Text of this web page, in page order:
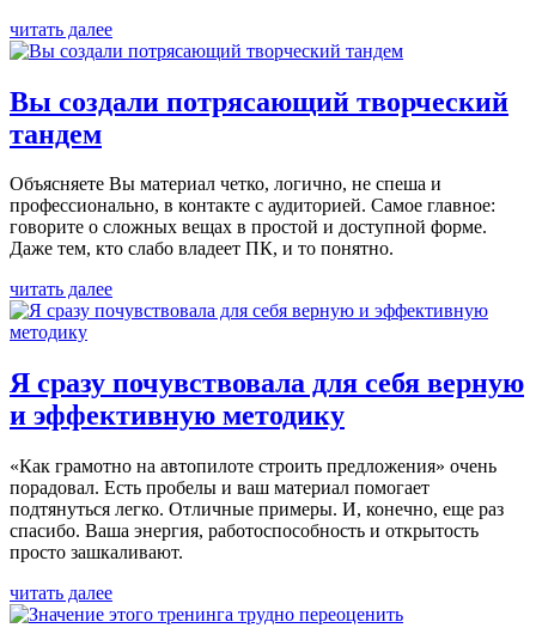
читать далее
Вы создали потрясаю­щий творческий
тандем
Объясняете Вы материал четко, логично, не спеша и
профессионально, в контакте с аудиторией. Самое главное:
говорите о сложных вещах в простой и доступной форме.
Даже тем, кто слабо владеет ПК, и то понятно.
читать далее
Я сразу почувствовала для себя верную
и эффективную методику
«Как грамотно на автопилоте строить предложения» очень
порадовал. Есть пробелы и ваш материал помогает
подтянуться легко. Отличные примеры. И, конечно, еще раз
спасибо. Ваша энергия, работоспособность и открытость
просто зашкаливают.
читать далее